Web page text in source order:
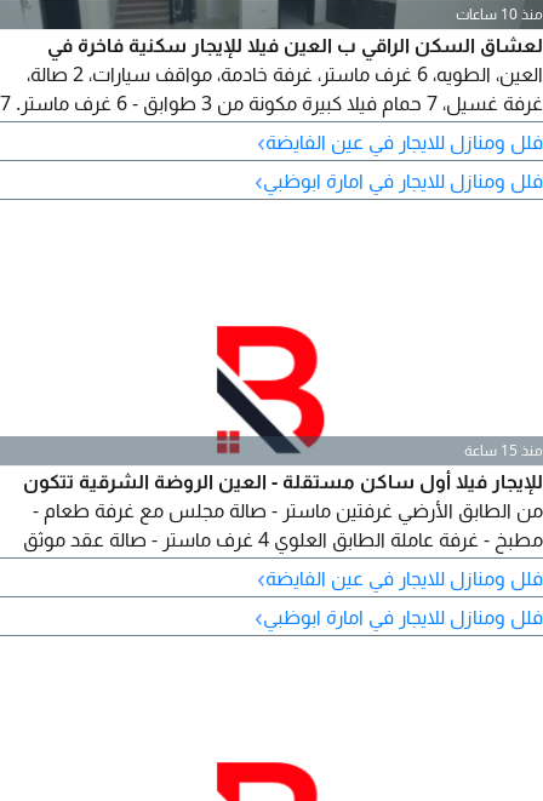
منذ 10 ساعات
لعشاق السكن الراقي ب العين فيلا للإيجار سكنية فاخرة في
العين، الطويه، 6 غرف ماستر، غرفة خادمة، مواقف سيارات، 2 صالة،
غرفة غسيل، 7 حمام فيلا كبيرة مكونة من 3 طوابق - 6 غرف ماستر. 7
مواقف سيارات - مكيفات هواء. تشطيب الترا سوبر ديلوكس. سعر
الإيجار 150 ألف درهم سنويا. للاستفسار والمعاينة التواصل على الرقم
فلل ومنازل للايجار في عين الفايضة›
فلل ومنازل للايجار في امارة ابوظبي›
منذ 15 ساعة
للإيجار فيلا أول ساكن مستقلة - العين الروضة الشرقية تتكون
من الطابق الأرضي غرفتين ماستر - صالة مجلس مع غرفة طعام -
مطبخ - غرفة عاملة الطابق العلوي 4 غرف ماستر - صالة عقد موثق
الإيجار السنوي 160 ألف
فلل ومنازل للايجار في عين الفايضة›
فلل ومنازل للايجار في امارة ابوظبي›